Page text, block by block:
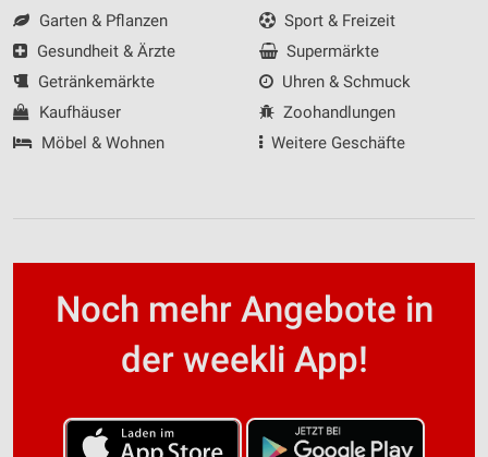
Garten & Pflanzen
Gesundheit & Ärzte
Getränkemärkte
Kaufhäuser
Möbel & Wohnen
Sport & Freizeit
Supermärkte
Uhren & Schmuck
Zoohandlungen
Weitere Geschäfte
Noch mehr Angebote in
der weekli App!